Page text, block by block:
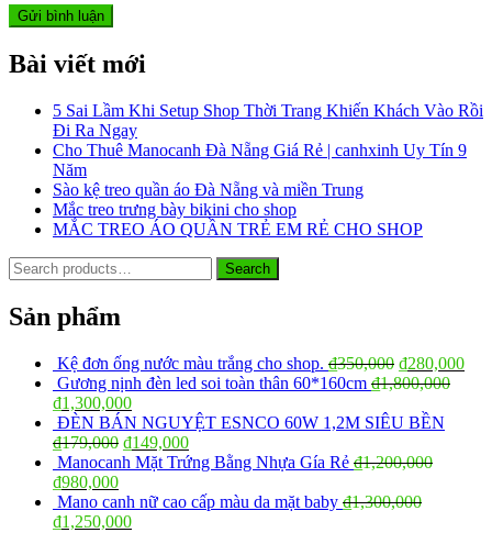
Bài viết mới
5 Sai Lầm Khi Setup Shop Thời Trang Khiến Khách Vào Rồi
Đi Ra Ngay
Cho Thuê Manocanh Đà Nẵng Giá Rẻ | canhxinh Uy Tín 9
Năm
Sào kệ treo quần áo Đà Nẵng và miền Trung
Mắc treo trưng bày bikini cho shop
MẮC TREO ÁO QUẦN TRẺ EM RẺ CHO SHOP
Search
for:
Search
Sản phẩm
Kệ đơn ống nước màu trắng cho shop. ₫350,000 ₫280,000
Gương nịnh đèn led soi toàn thân 60*160cm ₫1,800,000
₫1,300,000
ĐÈN BÁN NGUYỆT ESNCO 60W 1,2M SIÊU BỀN
₫179,000 ₫149,000
Manocanh Mặt Trứng Bằng Nhựa Gía Rẻ ₫1,200,000
₫980,000
Mano canh nữ cao cấp màu da mặt baby ₫1,300,000
₫1,250,000